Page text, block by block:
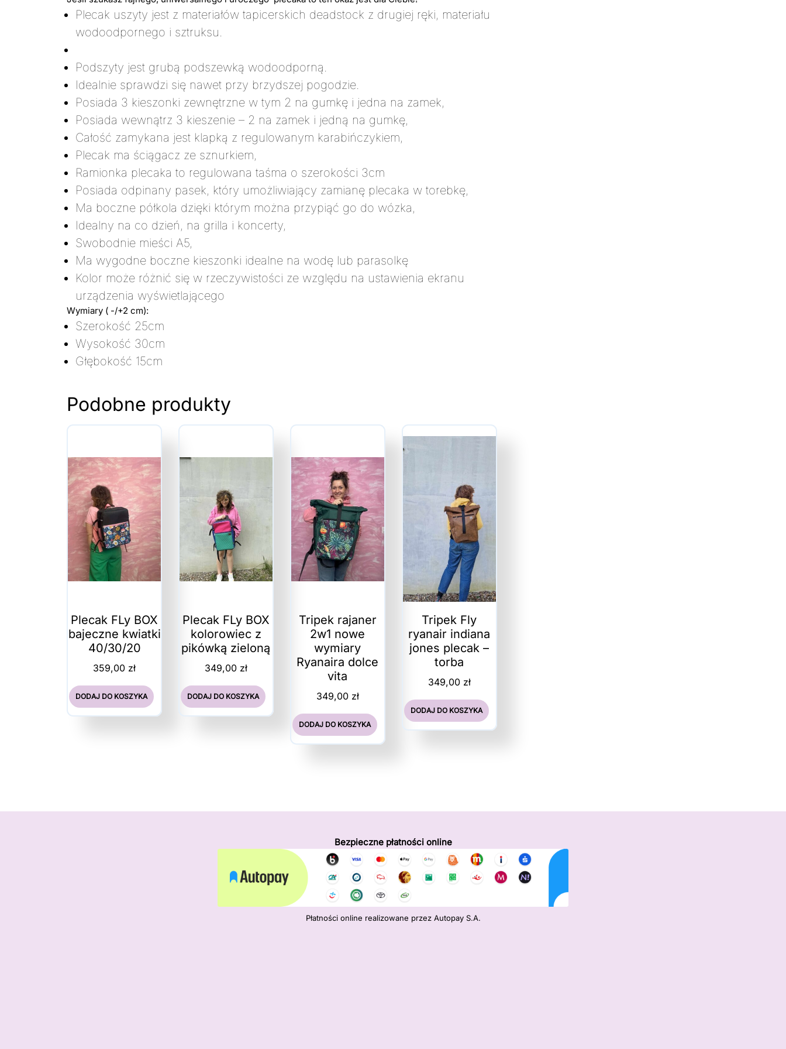
Plecak uszyty jest z materiałów tapicerskich deadstock z drugiej ręki, materiału
wodoodpornego i sztruksu.
Podszyty jest grubą podszewką wodoodporną.
Idealnie sprawdzi się nawet przy brzydszej pogodzie.
Posiada 3 kieszonki zewnętrzne w tym 2 na gumkę i jedna na zamek,
Posiada wewnątrz 3 kieszenie – 2 na zamek i jedną na gumkę,
Całość zamykana jest klapką z regulowanym karabińczykiem,
Plecak ma ściągacz ze sznurkiem,
Ramionka plecaka to regulowana taśma o szerokości 3cm
Posiada odpinany pasek, który umożliwiający zamianę plecaka w torebkę,
Ma boczne półkola dzięki którym można przypiąć go do wózka,
Idealny na co dzień, na grilla i koncerty,
Swobodnie mieści A5,
Ma wygodne boczne kieszonki idealne na wodę lub parasolkę
Kolor może różnić się w rzeczywistości ze względu na ustawienia ekranu
urządzenia wyświetlającego
Wymiary ( -/+2 cm):
Szerokość 25cm
Wysokość 30cm
Głębokość 15cm
Podobne produkty
Plecak FLy BOX
bajeczne kwiatki
40/30/20
359,00 zł
DODAJ DO KOSZYKA
Plecak FLy BOX
kolorowiec z
pikówką zieloną
349,00 zł
DODAJ DO KOSZYKA
Tripek rajaner
2w1 nowe
wymiary
Ryanaira dolce
vita
349,00 zł
DODAJ DO KOSZYKA
Tripek Fly
ryanair indiana
jones plecak –
torba
349,00 zł
DODAJ DO KOSZYKA
Bezpieczne płatności online
Płatności online realizowane przez Autopay S.A.